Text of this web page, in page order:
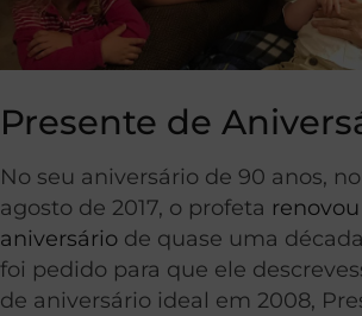
Presente de
No seu aniversário de 90 anos,
agosto de 2017, o profeta
aniversário de quase uma
foi pedido para que ele
de aniversário ideal em 2008,